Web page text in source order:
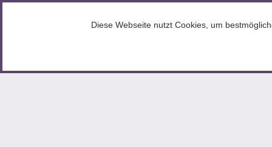
Diese Webseite nutzt Cookies, um